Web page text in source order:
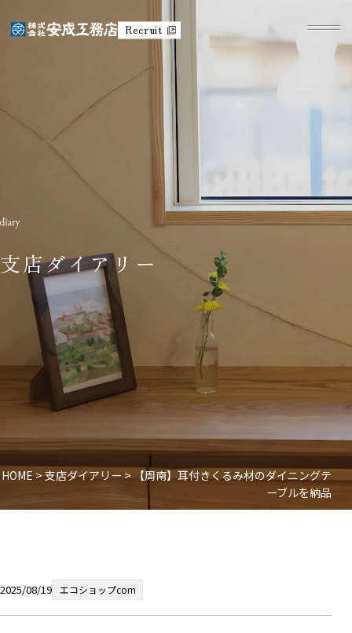
Recruit
支店ダイアリー
HOME>支店ダイアリー >【周南】耳付きくるみ材のダイニングテ
ーブルを納品
2025/08/19 エコショップcom